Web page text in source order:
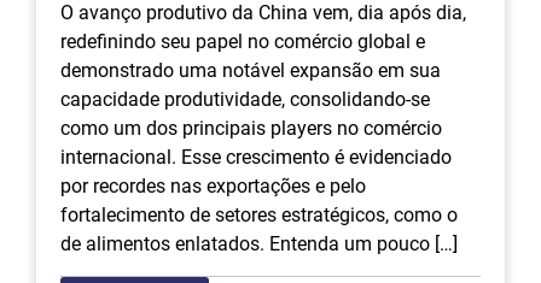
O avanço produtivo da China vem, dia após dia,
redefinindo seu papel no comércio global e
demonstrado uma notável expansão em sua
capacidade produtividade, consolidando-se
como um dos principais players no comércio
internacional. Esse crescimento é evidenciado
por recordes nas exportações e pelo
fortalecimento de setores estratégicos, como o
de alimentos enlatados. Entenda um pouco […]